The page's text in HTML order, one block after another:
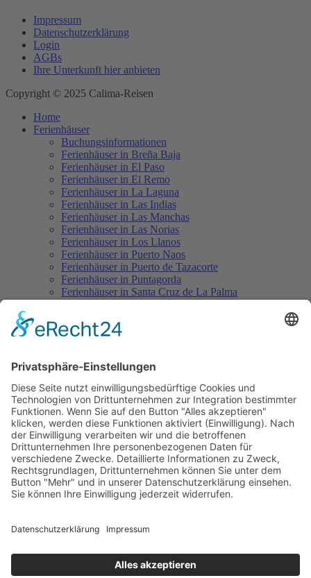
Impressum
Datenschutzerklärung
Login
AGBs
Ihre Unterkunft hier anbieten
Copyright © 2025 Calima-Reisen
Home
Ferienhäuser
Buchungsinformationen
Ferienhäuser in Breña Baja
Ferienhäuser in El Paso
Ferienhäuser in El Remo
Ferienhäuser in La Laguna
Ferienhäuser in Las Indias
Ferienhäuser in Las Manchas
Ferienhäuser in Las Norias
Ferienhäuser in Los Llanos
Ferienhäuser in Puerto Naos
Ferienhäuser in Puerto de Tazacorte
Ferienhäuser in Puntagorda
Ferienhäuser in Santa Cruz de La Palma
Ferienhäuser in Tijarafe
Führerscheindaten eintragen
Flüge
La Palma Flugplan
Günstige Flüge mit Condor nach La Palma
Pauschalreisen
Hotels auf La Palma
Aktuelles
Wissenswertes
Allgemeines
Ortschaften-Informationen
La Palma Urlaub
Reiseversicherung
Wanderungen auf La Palma